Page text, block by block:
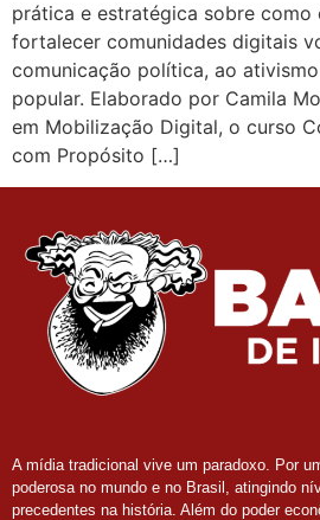
prática e estratégica sobre como
fortalecer comunidades digitais
comunicação política, ao
popular. Elaborado por Camila
em Mobilização Digital, o curso
com Propósito […]
A mídia tradicional vive um paradoxo. Por
poderosa no mundo e no Brasil, atingindo
precedentes na história. Além do poder